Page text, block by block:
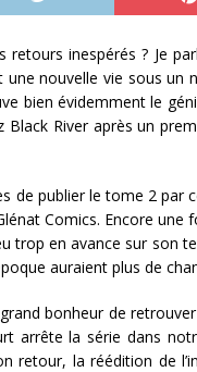
retours inespérés ? Je
nouvelle vie sous un
bien évidemment le
Black River après un
de publier le tome 2
Comics. Encore
trop en avance sur son
auraient plus de
bonheur de
arrête la série dans
retour, la réédition de